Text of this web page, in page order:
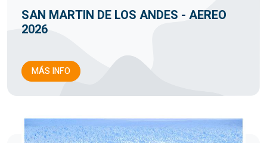
SAN MARTIN DE LOS ANDES - AEREO
2026
MÁS INFO